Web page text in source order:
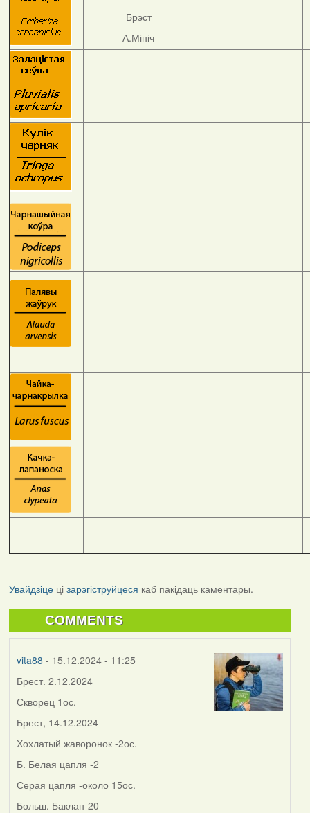
Брэст
А.Мініч
Увайдзіцеці зарэгіструйцеся каб пакідаць каментары.
COMMENTS
vita88 - 15.12.2024 - 11:25
Брест. 2.12.2024
Скворец 1ос.
Брест, 14.12.2024
Хохлатый жаворонок -2ос.
Б. Белая цапля -2
Серая цапля -около 15ос.
Больш. Баклан-20